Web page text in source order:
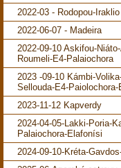
2022-03 - Rodopou-Iraklio
2022-06-07 - Madeira
2022-09-10 Askifou-
Roumeli-E4-Palaiochora
2023 -09-10 Kámbi-
Sellouda-E4-
2023-11-12 Kapverdy
2024-04-05-Lakki-Poria-
Palaiochora-Elafonísi
2024-09-10-Kréta-